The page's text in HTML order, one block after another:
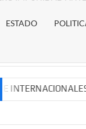
ESTADO